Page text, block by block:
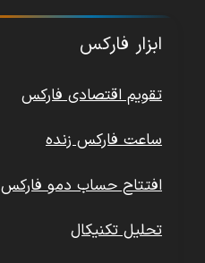
ابزار فارکس
تقویم اقتصادی فارکس
ساعت فارکس زنده
افتتاح حساب دمو فارکس
تحلیل تکنیکال